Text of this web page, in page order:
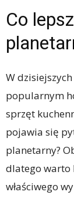
Co
W
popularnym
sprzęt
pojawia się
planetarny?
dlatego warto
właściwego